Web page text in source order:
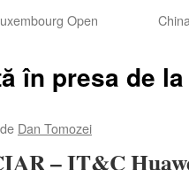
Open
în presa de
de Dan Tomozei
– IT&C